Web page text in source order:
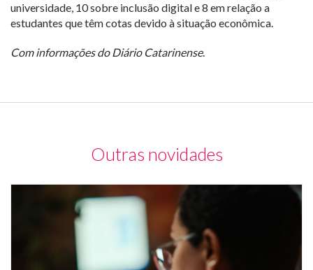
universidade, 10 sobre inclusão digital e 8 em relação a
estudantes que têm cotas devido à situação econômica.
Com informações do Diário Catarinense.
Outras novidades